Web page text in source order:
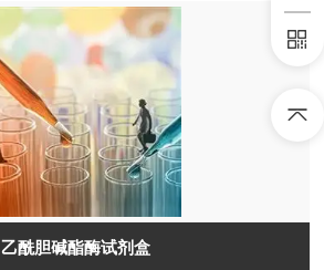
乙酰胆碱酯酶试剂盒